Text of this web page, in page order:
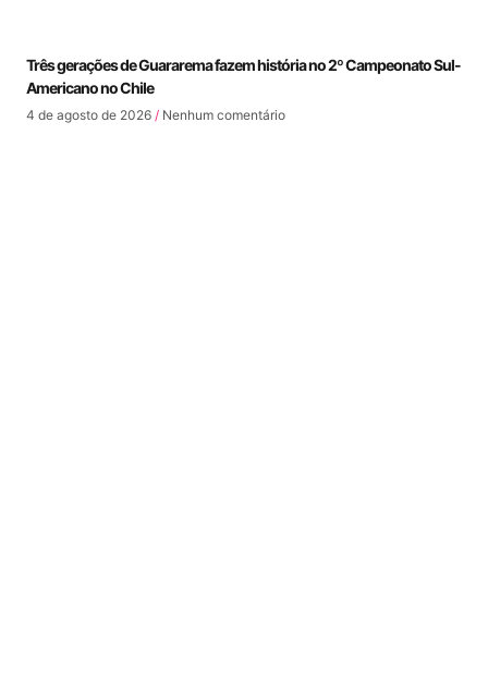
Três gerações de Guararema fazem história no 2º Campeonato Sul-
Americano no Chile
4 de agosto de 2026 Nenhum comentário